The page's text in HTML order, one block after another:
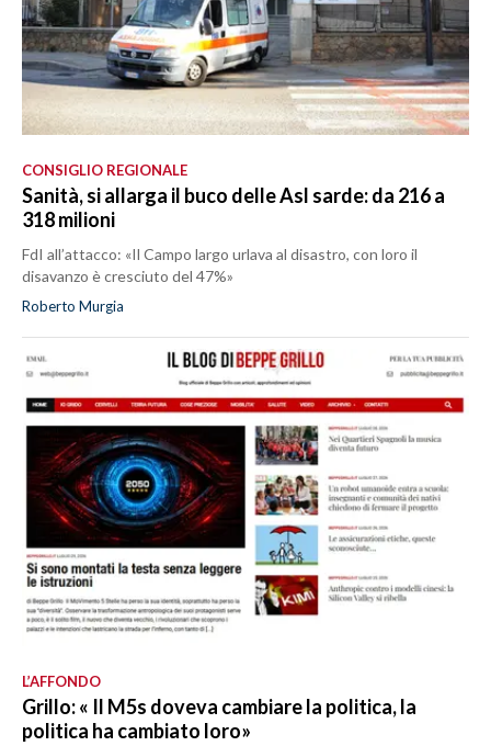
CONSIGLIO REGIONALE
Sanità, si allarga il buco delle Asl sarde: da 216 a
318 milioni
FdI all’attacco: «Il Campo largo urlava al disastro, con loro il
disavanzo è cresciuto del 47%»
Roberto Murgia
L’AFFONDO
Grillo: « Il M5s doveva cambiare la politica, la
politica ha cambiato loro»